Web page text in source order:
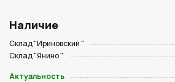
Наличие
Склад "Ириновский "
Склад "Янино "
Актуальность